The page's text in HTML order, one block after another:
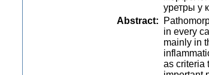
уретры у
Abstract:
in every
mainly in
as criteria